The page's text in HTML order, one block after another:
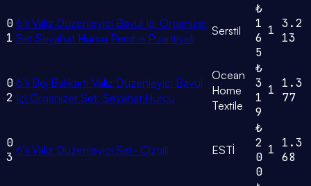
0
1
6'lı Valiz Düzenleyici Bavul Içi Organizer
Set Seyahat Hurcu Pembe Puantiyeli
Serstil
₺
1
6
5
1 3.2
13
0
2
6'lı Bej Balıksırtı Valiz Düzenleyici Bavul
Içi Organizer Set, Seyahat Hurcu
Ocean
Home
Textile
₺
3
1
9
1
1.3
77
0
3 6'lı Valiz Düzenleyici Set- Çizgili ESTİ
₺
2
0
0
1
1.3
68